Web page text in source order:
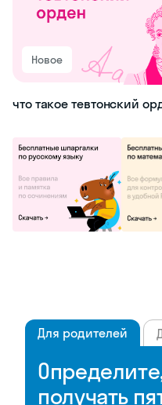
Новое
что такое тевтонский
Для родителей
получать